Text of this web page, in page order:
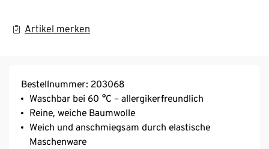
Artikel merken
Bestellnummer: 203068
Waschbar bei 60 °C – allergikerfreundlich
Reine, weiche Baumwolle
Weich und anschmiegsam durch elastische
Maschenware